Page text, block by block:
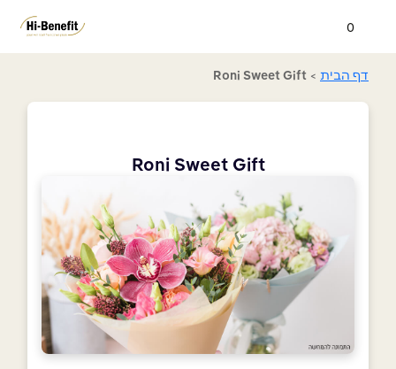
0
דף הבית >
Roni Sweet Gift
Roni Sweet Gift